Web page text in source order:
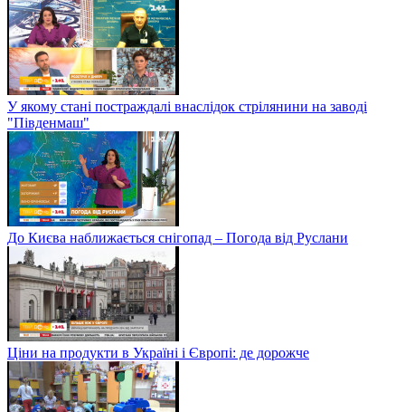
У якому стані постраждалі внаслідок стрілянини на заводі
"Південмаш"
До Києва наближається снігопад – Погода від Руслани
Ціни на продукти в Україні і Європі: де дорожче